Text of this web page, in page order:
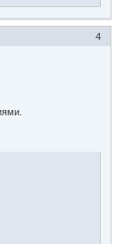
4